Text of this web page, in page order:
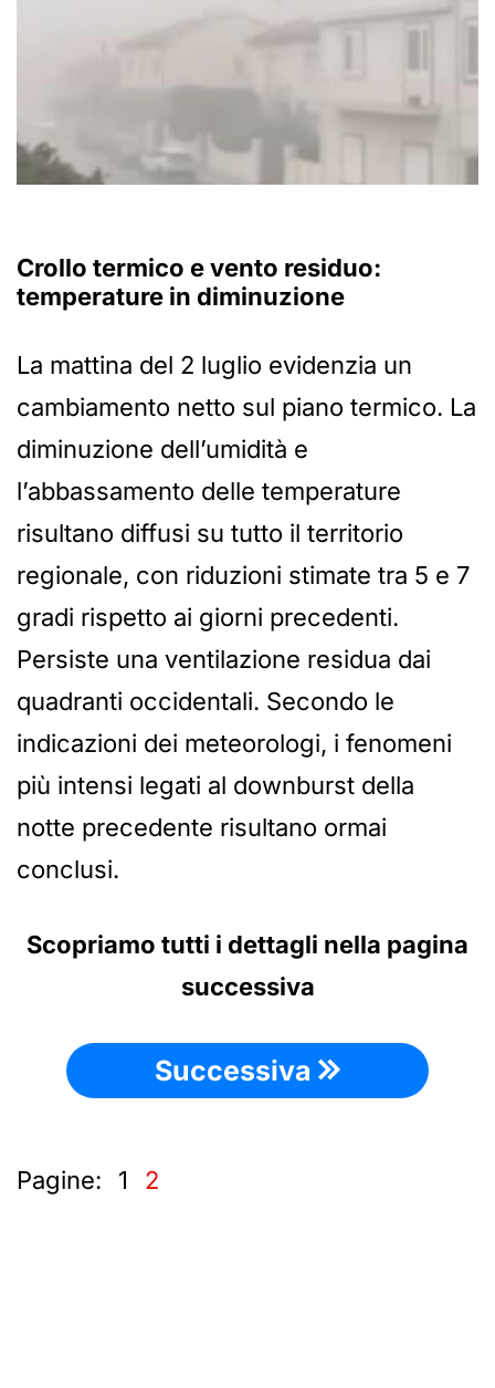
Crollo termico e vento residuo:
temperature in diminuzione
La mattina del 2 luglio evidenzia un
cambiamento netto sul piano termico. La
diminuzione dell’umidità e
l’abbassamento delle temperature
risultano diffusi su tutto il territorio
regionale, con riduzioni stimate tra 5 e 7
gradi rispetto ai giorni precedenti.
Persiste una ventilazione residua dai
quadranti occidentali. Secondo le
indicazioni dei meteorologi, i fenomeni
più intensi legati al downburst della
notte precedente risultano ormai
conclusi.
Scopriamo tutti i dettagli nella pagina
successiva
Successiva
Pagine: 1 2